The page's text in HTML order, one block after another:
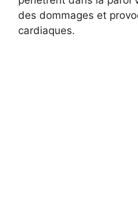
des dommages et
cardiaques.